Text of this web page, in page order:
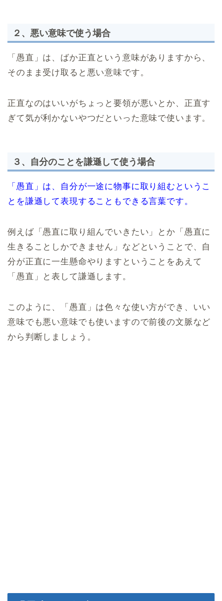
２、悪い意味で使う場合
「愚直」は、ばか正直という意味がありますから、
そのまま受け取ると悪い意味です。
正直なのはいいがちょっと要領が悪いとか、正直す
ぎて気が利かないやつだといった意味で使います。
３、自分のことを謙遜して使う場合
「愚直」は、自分が一途に物事に取り組むというこ
とを謙遜して表現することもできる言葉です。
例えば「愚直に取り組んでいきたい」とか「愚直に
生きることしかできません」などということで、自
分が正直に一生懸命やりますということをあえて
「愚直」と表して謙遜します。
このように、「愚直」は色々な使い方ができ、いい
意味でも悪い意味でも使いますので前後の文脈など
から判断しましょう。